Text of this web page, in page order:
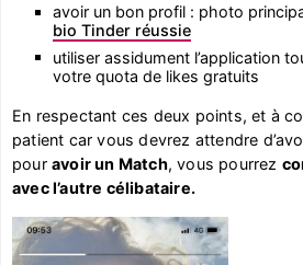
avoir un bon profil : photo
bio Tinder réussie
utiliser assidument l’application
votre quota de likes gratuits
En respectant ces deux points, et à
patient car vous devrez attendre
pour avoir un Match, vous pourrez
avec l’autre célibataire.